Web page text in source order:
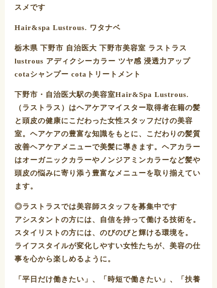
スメです
Hair&spa Lustrous. ワタナベ
栃木県 下野市 自治医大 下野市美容室 ラストラス
lustrous アディクシーカラー ツヤ感 浸透力アップ
cotaシャンプー cotaトリートメント
下野市・自治医大駅の美容室Hair&Spa Lustrous.
（ラストラス）はヘアケアマイスター取得者在籍の髪
と頭皮の健康にこだわった女性スタッフだけの美容
室。ヘアケアの豊富な知識をもとに、こだわりの髪質
改善ヘアケアメニューで美髪に導きます。ヘアカラー
はオーガニックカラーやノンジアミンカラーなど髪や
頭皮の悩みに寄り添う豊富なメニューを取り揃えてい
ます。
◎ラストラスでは美容師スタッフを募集中です
アシスタントの方には、自信を持って働ける技術を。
スタイリストの方には、のびのびと輝ける環境を。
ライフスタイルが変化しやすい女性たちが、美容の仕
事を心から楽しめるように。
「平日だけ働きたい」、「時短で働きたい」、「扶養